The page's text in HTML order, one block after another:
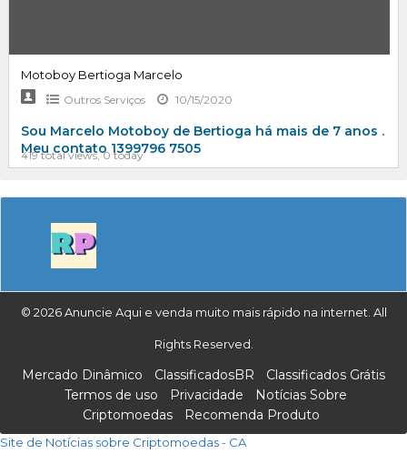
Motoboy Bertioga Marcelo
Outros Serviços 10/15/2020
Sou Marcelo Motoboy de Bertioga há mais de 7 anos .
Meu contato 1399796 7505
419 total views, 0 today
© 2026 Anuncie Aqui e venda muito mais rápido na internet. All
Rights Reserved.
Mercado Dinâmico ClassificadosBR
Classificados Grátis
Termos de uso
Privacidade
Notícias Sobre
Criptomoedas
Recomenda Produto
Site de Notícias sobre Criptomoedas - CA